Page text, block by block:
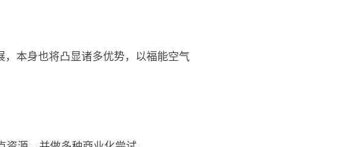
本身也将凸显诸多优势，以福能空气